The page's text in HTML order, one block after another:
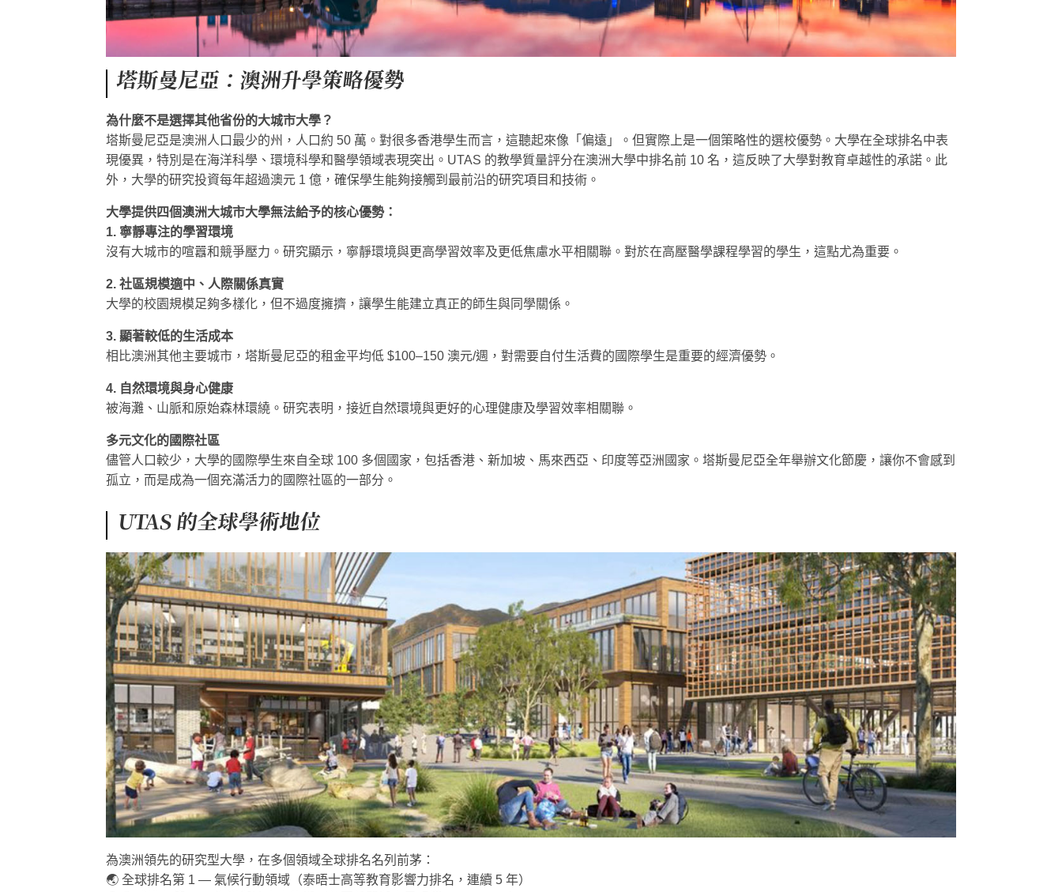
塔斯曼尼亞：澳洲升學策略優勢
為什麼不是選擇其他省份的大城市大學？
塔斯曼尼亞是澳洲人口最少的州，人口約 50 萬。對很多香港學生而言，這聽起來像「偏遠」。但實際上是一個策略性的選校優勢。 大學在全球排名中表
現優異，特別是在海洋科學、環境科學和醫學領域表現突出。UTAS 的教學質量評分在澳洲大學中排名前 10 名，這反映了大學對教育卓越性的承諾。此
外，大學的研究投資每年超過澳元 1 億，確保學生能夠接觸到最前沿的研究項目和技術。
大學提供四個澳洲大城市大學無法給予的核心優勢：
1. 寧靜專注的學習環境
沒有大城市的喧囂和競爭壓力。研究顯示，寧靜環境與更高學習效率及更低焦慮水平相關聯。對於在高壓醫學課程學習的學生，這點尤為重要。
2. 社區規模適中、人際關係真實
大學的校園規模足夠多樣化，但不過度擁擠，讓學生能建立真正的師生與同學關係。
3. 顯著較低的生活成本
相比澳洲其他主要城市，塔斯曼尼亞的租金平均低 $100–150 澳元/週，對需要自付生活費的國際學生是重要的經濟優勢。
4. 自然環境與身心健康
被海灘、山脈和原始森林環繞。研究表明，接近自然環境與更好的心理健康及學習效率相關聯。
多元文化的國際社區
儘管人口較少，大學的國際學生來自全球 100 多個國家，包括香港、新加坡、馬來西亞、印度等亞洲國家。塔斯曼尼亞全年舉辦文化節慶，讓你不會感到
孤立，而是成為一個充滿活力的國際社區的一部分。
UTAS 的全球學術地位
為澳洲領先的研究型大學，在多個領域全球排名名列前茅：
🌏 全球排名第 1 — 氣候行動領域（泰晤士高等教育影響力排名，連續 5 年）